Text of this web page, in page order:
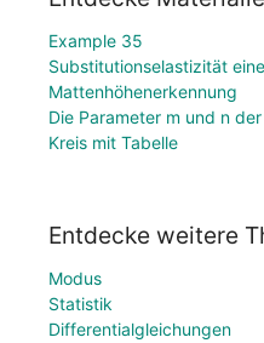
Example 35
Substitutionselastizität
Mattenhöhenerkennung
Die Parameter m und n
Kreis mit Tabelle
Entdecke weitere
Modus
Statistik
Differentialgleichungen